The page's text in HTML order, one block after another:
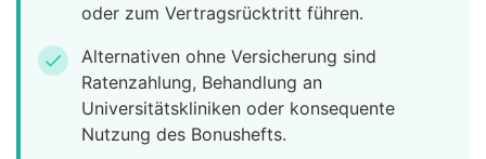
oder zum Vertragsrücktritt führen.
check
Alternativen ohne Versicherung sind
Ratenzahlung, Behandlung an
Universitätskliniken oder konsequente
Nutzung des Bonushefts.